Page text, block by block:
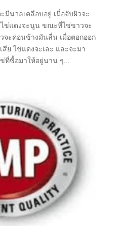
มีนวลเคลือบอยู่ เมื่อจับผิวจะ
ไข่แดงจะนูน ขณะที่ไข่ขาวจะ
จะค่อนข้างมันลื่น เมื่อตอกออก
ย ไข่แดงจะเละ และจะมา
ที่ซื้อมาให้อยู่นาน ๆ...